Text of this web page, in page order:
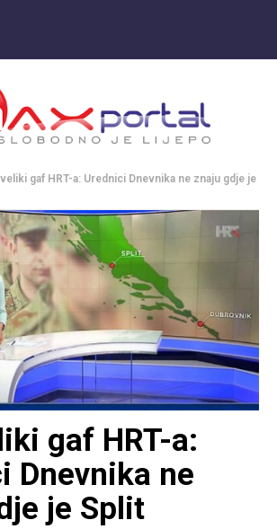
gaf HRT-a: Urednici Dnevnika ne znaju gdje je
gaf HRT-a:
Dnevnika ne
je Split